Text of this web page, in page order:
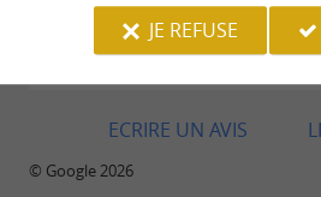
Avis publié par
ECRIRE UN AVIS
© Google 2026
JE REFUSE